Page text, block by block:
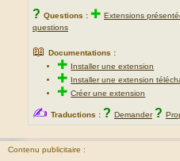
? Questions : ✚ Extensions
questions
📖 Documentations :
✚ Installer une extension
✚ Installer une extension
✚Créer une extension
✍ Traductions : ? Demander ?
Contenu publicitaire :